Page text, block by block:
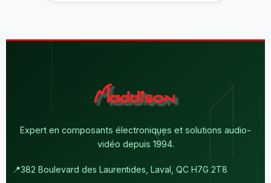
Expert en composants électroniques et solutions audio-
vidéo depuis 1994.
📍382 Boulevard des Laurentides, Laval, QC H7G 2T8